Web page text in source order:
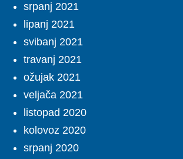
srpanj 2021
lipanj 2021
svibanj 2021
travanj 2021
ožujak 2021
veljača 2021
listopad 2020
kolovoz 2020
srpanj 2020